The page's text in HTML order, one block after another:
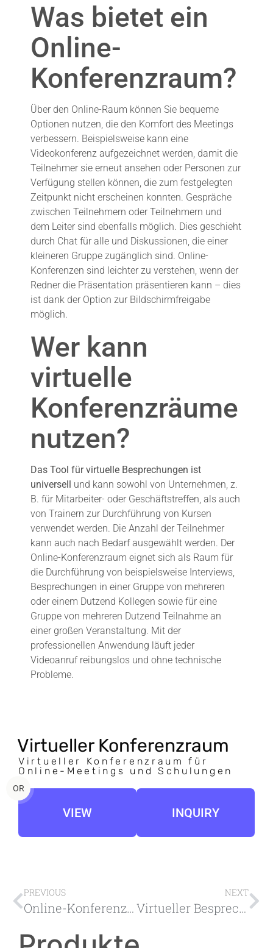
Was bietet ein
Online-
Konferenzraum?
Über den Online-Raum können Sie bequeme
Optionen nutzen, die den Komfort des Meetings
verbessern. Beispielsweise kann eine
Videokonferenz aufgezeichnet werden, damit die
Teilnehmer sie erneut ansehen oder Personen zur
Verfügung stellen können, die zum festgelegten
Zeitpunkt nicht erscheinen konnten. Gespräche
zwischen Teilnehmern oder Teilnehmern und
dem Leiter sind ebenfalls möglich. Dies geschieht
durch Chat für alle und Diskussionen, die einer
kleineren Gruppe zugänglich sind. Online-
Konferenzen sind leichter zu verstehen, wenn der
Redner die Präsentation präsentieren kann – dies
ist dank der Option zur Bildschirmfreigabe
möglich.
Wer kann
virtuelle
Konferenzräume
nutzen?
Das Tool für virtuelle Besprechungen ist
universell
und kann sowohl von Unternehmen, z.
B. für Mitarbeiter- oder Geschäftstreffen, als auch
von Trainern zur Durchführung von Kursen
verwendet werden. Die Anzahl der Teilnehmer
kann auch nach Bedarf ausgewählt werden. Der
Online-Konferenzraum eignet sich als Raum für
die Durchführung von beispielsweise Interviews,
Besprechungen in einer Gruppe von mehreren
oder einem Dutzend Kollegen sowie für eine
Gruppe von mehreren Dutzend Teilnahme an
einer großen Veranstaltung. Mit der
professionellen Anwendung läuft jeder
Videoanruf reibungslos und ohne technische
Probleme.
Virtueller Konferenzraum
Virtueller Konferenzraum für
Online-Meetings und Schulungen
VIEW
OR
INQUIRY
PREVIOUS
Online-Konferenzraum für Besprechungen, Videoanrufe und Videokonferenzen
NEXT
Virtueller Besprechungsraum, Schulungen, Webinare und Online-Workshops